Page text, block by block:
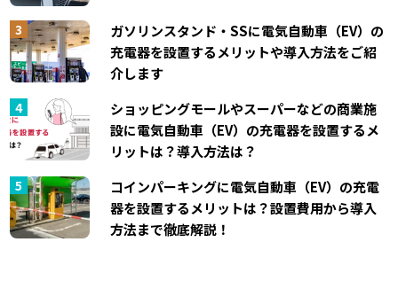
ガソリンスタンド・SSに電気自動車（EV）の
充電器を設置するメリットや導入方法をご紹
介します
ショッピングモールやスーパーなどの商業施
設に電気自動車（EV）の充電器を設置するメ
リットは？導入方法は？
コインパーキングに電気自動車（EV）の充電
器を設置するメリットは？設置費用から導入
方法まで徹底解説！